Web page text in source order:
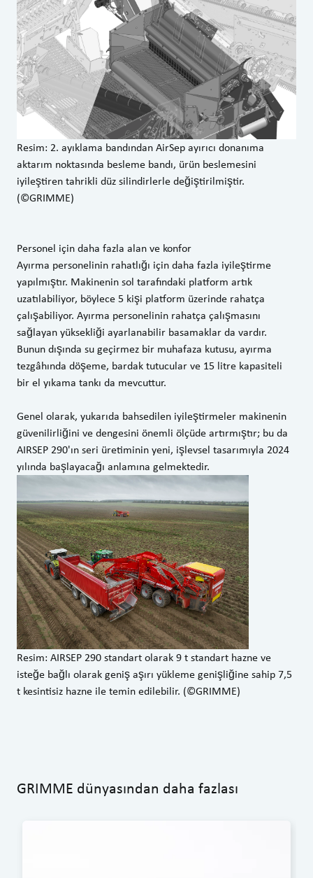
Resim: 2. ayıklama bandından AirSep ayırıcı donanıma
aktarım noktasında besleme bandı, ürün beslemesini
iyileştiren tahrikli düz silindirlerle değiştirilmiştir.
(©GRIMME)
Personel için daha fazla alan ve konfor
Ayırma personelinin rahatlığı için daha fazla iyileştirme
yapılmıştır. Makinenin sol tarafındaki platform artık
uzatılabiliyor, böylece 5 kişi platform üzerinde rahatça
çalışabiliyor. Ayırma personelinin rahatça çalışmasını
sağlayan yüksekliği ayarlanabilir basamaklar da vardır.
Bunun dışında su geçirmez bir muhafaza kutusu, ayırma
tezgâhında döşeme, bardak tutucular ve 15 litre kapasiteli
bir el yıkama tankı da mevcuttur.
Genel olarak, yukarıda bahsedilen iyileştirmeler makinenin
güvenilirliğini ve dengesini önemli ölçüde artırmıştır; bu da
AIRSEP 290'ın seri üretiminin yeni, işlevsel tasarımıyla 2024
yılında başlayacağı anlamına gelmektedir.
Resim: AIRSEP 290 standart olarak 9 t standart hazne ve
isteğe bağlı olarak geniş aşırı yükleme genişliğine sahip 7,5
t kesintisiz hazne ile temin edilebilir. (©GRIMME)
GRIMME dünyasından daha fazlası